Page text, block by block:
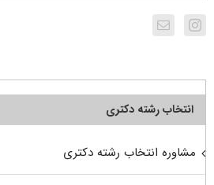
انتخاب رشته دکتری
مشاوره انتخاب رشته دکتری